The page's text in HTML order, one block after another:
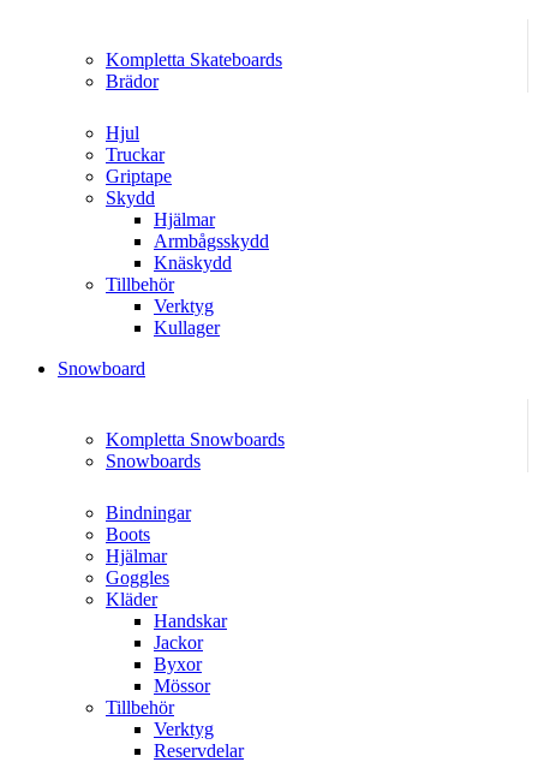
Kompletta Skateboards
Brädor
Hjul
Truckar
Griptape
Skydd
Hjälmar
Armbågsskydd
Knäskydd
Tillbehör
Verktyg
Kullager
Snowboard
Kompletta Snowboards
Snowboards
Bindningar
Boots
Hjälmar
Goggles
Kläder
Handskar
Jackor
Byxor
Mössor
Tillbehör
Verktyg
Reservdelar